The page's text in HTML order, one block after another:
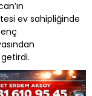
ev sahipliğinde